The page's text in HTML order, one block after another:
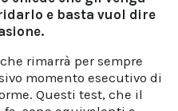
e basta vuol dire
rimarrà per sempre
momento esecutivo di
Questi test, che il